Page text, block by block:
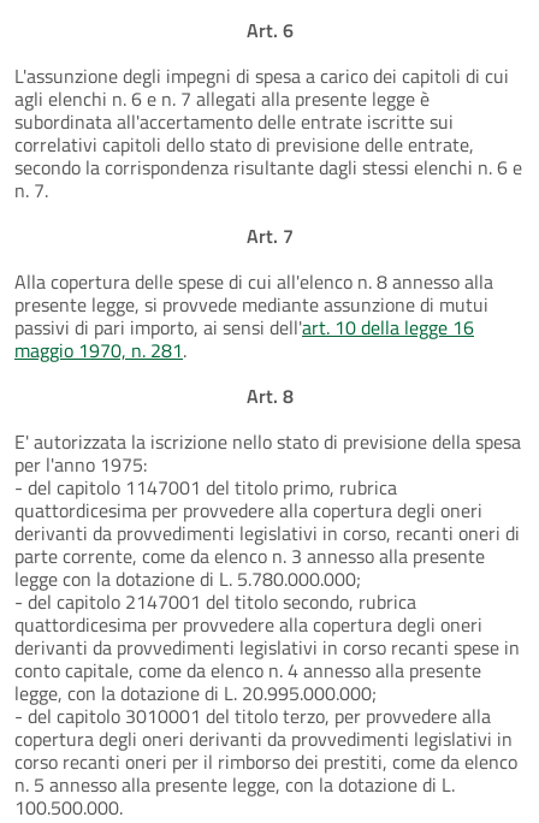
Art. 6
L'assunzione degli impegni di spesa a carico dei capitoli di cui
agli elenchi n. 6 e n. 7 allegati alla presente legge è
subordinata all'accertamento delle entrate iscritte sui
correlativi capitoli dello stato di previsione delle entrate,
secondo la corrispondenza risultante dagli stessi elenchi n. 6 e
n. 7.
Art. 7
Alla copertura delle spese di cui all'elenco n. 8 annesso alla
presente legge, si provvede mediante assunzione di mutui
passivi di pari importo, ai sensi dell'art. 10 della legge 16
maggio 1970, n. 281.
Art. 8
E' autorizzata la iscrizione nello stato di previsione della spesa
per l'anno 1975:
- del capitolo 1147001 del titolo primo, rubrica
quattordicesima per provvedere alla copertura degli oneri
derivanti da provvedimenti legislativi in corso, recanti oneri di
parte corrente, come da elenco n. 3 annesso alla presente
legge con la dotazione di L. 5.780.000.000;
- del capitolo 2147001 del titolo secondo, rubrica
quattordicesima per provvedere alla copertura degli oneri
derivanti da provvedimenti legislativi in corso recanti spese in
conto capitale, come da elenco n. 4 annesso alla presente
legge, con la dotazione di L. 20.995.000.000;
- del capitolo 3010001 del titolo terzo, per provvedere alla
copertura degli oneri derivanti da provvedimenti legislativi in
corso recanti oneri per il rimborso dei prestiti, come da elenco
n. 5 annesso alla presente legge, con la dotazione di L.
100.500.000.